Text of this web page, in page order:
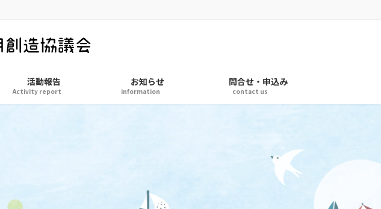
活動報告
Activity report
お知らせ
information
問合せ・申込み
contact us